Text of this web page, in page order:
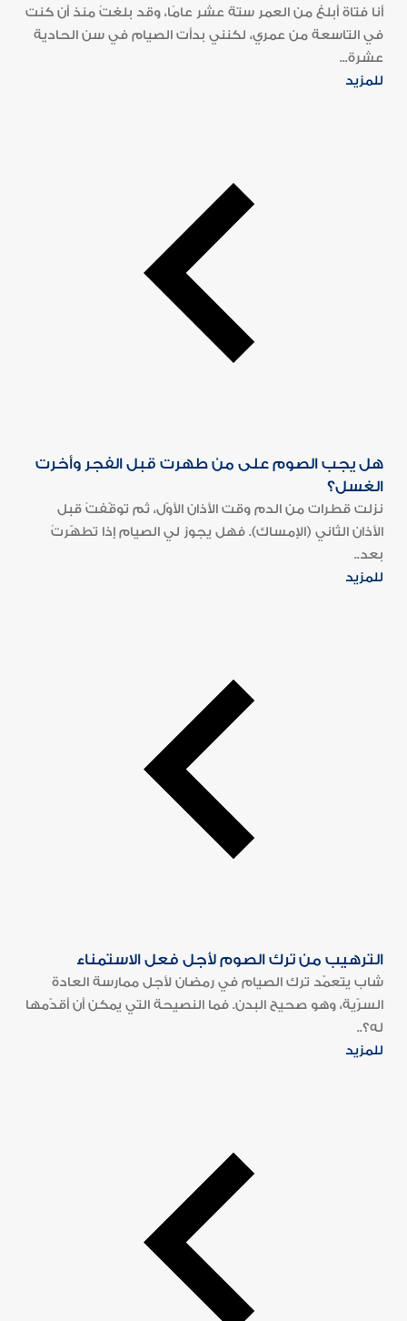
أنا فتاة أبلغ من العمر ستة عشر عامًا، وقد بلغتُ منذ أن كنت
في التاسعة من عمري، لكنني بدأت الصيام في سن الحادية
عشرة...
للمزيد
هل يجب الصوم على من طهرت قبل الفجر وأخرت
الغسل؟
نزلت قطرات من الدم وقت الأذان الأوّل، ثم توقّفتْ قبل
الأذان الثاني (الإمساك). فهل يجوز لي الصيام إذا تطهّرتُ
بعد..
للمزيد
الترهيب من ترك الصوم لأجل فعل الاستمناء
شاب يتعمّد ترك الصيام في رمضان لأجل ممارسة العادة
السرّية، وهو صحيح البدن. فما النصيحة التي يمكن أن أقدّمها
له؟..
للمزيد